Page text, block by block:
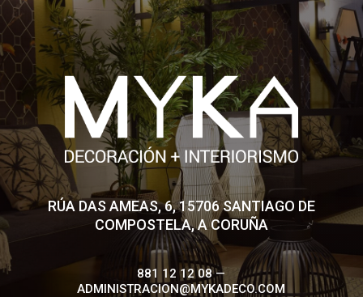
RÚA DAS AMEAS, 6, 15706 SANTIAGO DE
COMPOSTELA, A CORUÑA
881 12 12 08 —
ADMINISTRACION@MYKADECO.COM